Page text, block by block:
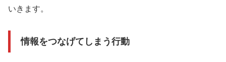
いきます。
情報をつなげてしまう行動